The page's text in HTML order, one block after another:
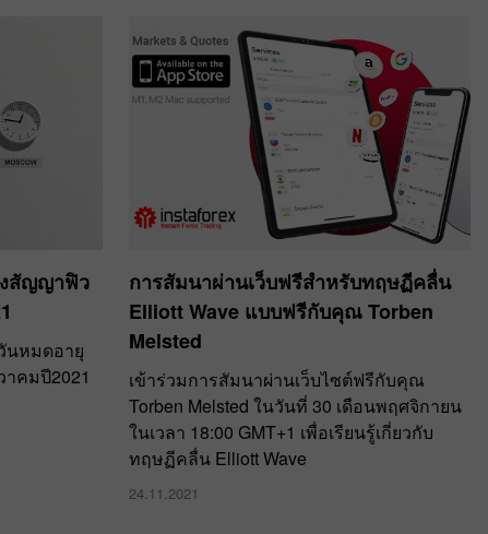
สัญญาฟิว
นหมดอายุ
คมปี2021
การสัมนาผ่านเว็บฟรีสำหรับทฤษฏีคลื่น
Elliott Wave แบบฟรีกับคุณ Torben
Melsted
เข้าร่วมการสัมนาผ่านเว็บไซต์ฟรีกับคุณ
Torben Melsted ในวันที่ 30 เดือนพฤศจิกายน
ในเวลา 18:00 GMT+1 เพื่อเรียนรู้เกี่ยวกับ
ทฤษฏีคลื่น Elliott Wave
24.11.2021